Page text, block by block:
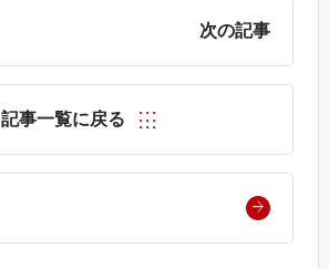
次の記事
記事一覧に戻る